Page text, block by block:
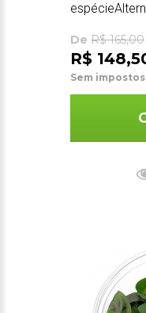
De R$ 165,00
R$
Sem